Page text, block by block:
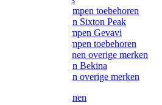
Houten klompen toebehoren
Werklaarzen Sixton Peak
Schoenklompen Gevavi
Schoenklompen toebehoren
Werkschoenen overige merken
Werklaarzen Bekina
Werklaarzen overige merken
Handschoenen